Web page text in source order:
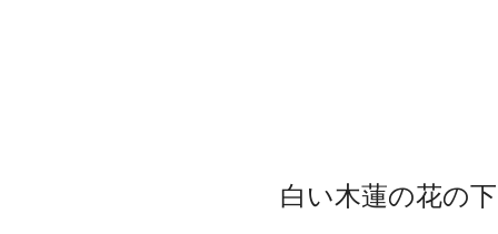
白い木蓮の花の